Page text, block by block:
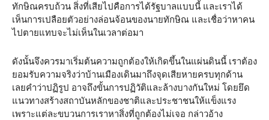
ทักษิณครบถ้วน สิ่งที่เสียไปคือการได้รัฐบาลแบบนี้ และเราได้
เห็นการเปลือยตัวอย่างล่อนจ้อนของนายทักษิณ และเชื่อว่าหาคน
ไปตายแทบจะไม่เห็นในเวลาต่อมา
ดังนั้นจึงควรมาเริ่มต้นความถูกต้องให้เกิดขึ้นในแผ่นดินนี้ เราต้อง
ยอมรับความจริงว่าบ้านเมืองเดินมาถึงจุดเสียหายครบทุกด้าน
เลยคำว่าปฏิรูป อาจถึงขั้นการปฏิวัติและล้างบางกันใหม่ โดยยึด
แนวทางสร้างสถาบันหลักของชาติและประชาชนให้แข็งแรง
เพราะแต่ละขบวนการเราหาสิ่งที่ถูกต้องไม่เจอ กล่าวอ้าง